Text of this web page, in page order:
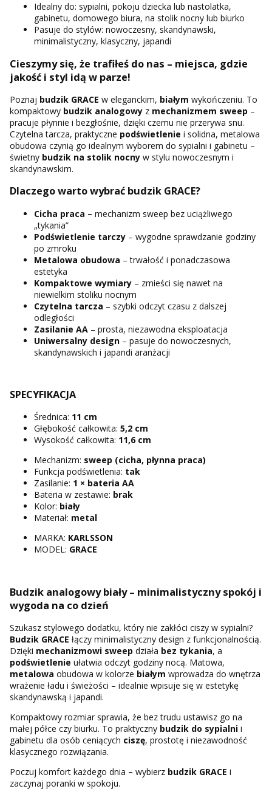
Idealny do: sypialni, pokoju dziecka lub nastolatka,
gabinetu, domowego biura, na stolik nocny lub biurko
Pasuje do stylów: nowoczesny, skandynawski,
minimalistyczny, klasyczny, japandi
Cieszymy się, że trafiłeś do nas – miejsca, gdzie
jakość i styl idą w parze!
Poznaj budzik GRACE w eleganckim, białym wykończeniu. To
kompaktowy budzik analogowy z mechanizmem sweep –
pracuje płynnie i bezgłośnie, dzięki czemu nie przerywa snu.
Czytelna tarcza, praktyczne podświetlenie i solidna, metalowa
obudowa czynią go idealnym wyborem do sypialni i gabinetu –
świetny budzik na stolik nocny w stylu nowoczesnym i
skandynawskim.
Dlaczego warto wybrać budzik GRACE?
Cicha praca – mechanizm sweep bez uciążliwego
„tykania”
Podświetlenie tarczy – wygodne sprawdzanie godziny
po zmroku
Metalowa obudowa – trwałość i ponadczasowa
estetyka
Kompaktowe wymiary – zmieści się nawet na
niewielkim stoliku nocnym
Czytelna tarcza – szybki odczyt czasu z dalszej
odległości
Zasilanie AA – prosta, niezawodna eksploatacja
Uniwersalny design – pasuje do nowoczesnych,
skandynawskich i japandi aranżacji
SPECYFIKACJA
Średnica: 11 cm
Głębokość całkowita: 5,2 cm
Wysokość całkowita: 11,6 cm
Mechanizm: sweep (cicha, płynna praca)
Funkcja podświetlenia: tak
Zasilanie: 1 × bateria AA
Bateria w zestawie: brak
Kolor: biały
Materiał: metal
MARKA: KARLSSON
MODEL: GRACE
Budzik analogowy biały – minimalistyczny spokój i
wygoda na co dzień
Szukasz stylowego dodatku, który nie zakłóci ciszy w sypialni?
Budzik GRACE łączy minimalistyczny design z funkcjonalnością.
Dzięki mechanizmowi sweep działa bez tykania, a
podświetlenie ułatwia odczyt godziny nocą. Matowa,
metalowa obudowa w kolorze białym wprowadza do wnętrza
wrażenie ładu i świeżości – idealnie wpisuje się w estetykę
skandynawską i japandi.
Kompaktowy rozmiar sprawia, że bez trudu ustawisz go na
małej półce czy biurku. To praktyczny budzik do sypialni i
gabinetu dla osób ceniących ciszę, prostotę i niezawodność
klasycznego rozwiązania.
Poczuj komfort każdego dnia – wybierz budzik GRACE i
zaczynaj poranki w spokoju.